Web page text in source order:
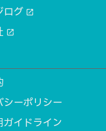
ログ open_in_new
open_in_new
シーポリシー
ガイドライン